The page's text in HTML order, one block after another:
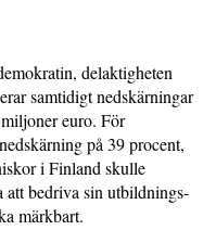
delaktigheten
samtidigt nedskärningar
euro. För
på 39 procent,
i Finland skulle
bedriva sin utbildnings-
märkbart.